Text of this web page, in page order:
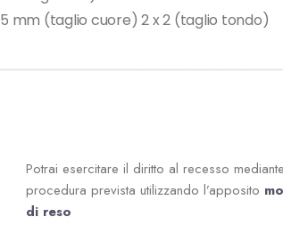
mm (taglio cuore) 2 x 2 (taglio tondo)
Potrai esercitare il diritto al recesso
procedura prevista utilizzando l’apposito
di reso